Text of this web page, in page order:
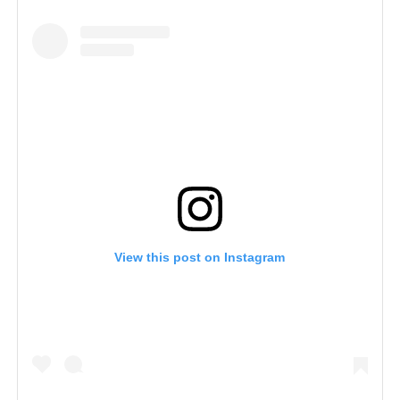
View this post on Instagram